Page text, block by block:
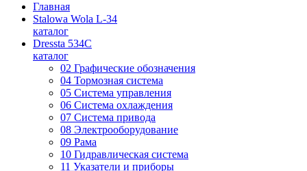
Главная
Stalowa Wola L-34
каталог
Dressta 534C
каталог
02 Графические обозначения
04 Тормозная система
05 Система управления
06 Система охлаждения
07 Система привода
08 Электрооборудование
09 Рама
10 Гидравлическая система
11 Указатели и приборы